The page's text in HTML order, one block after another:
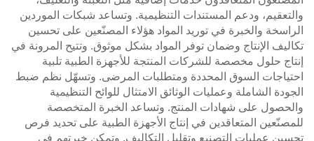
والتعقيم، ودعم المستندات التنظيمية. وتساعد شبكات الموردين
الراسخة والخبرة في توريد المواد هؤلاء المصنّعين على تحسين
تكاليف الإنتاج وضمان توفر المواد بشكل موثوق. وتتيح المرونة في
إنتاج حلول مخصصة للشركات المنتجة للأجهزة الطبية تلبية
احتياجات السوق المحددة ومتطلبات المرضى. وتسهّل نظم ضبط
الجودة الشاملة وعمليات الوثائق الامتثال للوائح التنظيمية
والحصول على شهادات المنتج. وتساعد الخبرة المتخصصة
للمصنّعين المتعاقدين في إنتاج الأجهزة الطبية على تحديد فرص
تحسين عمليات التصنيع وتقليل التكاليف. وتمكن خبرتهم في